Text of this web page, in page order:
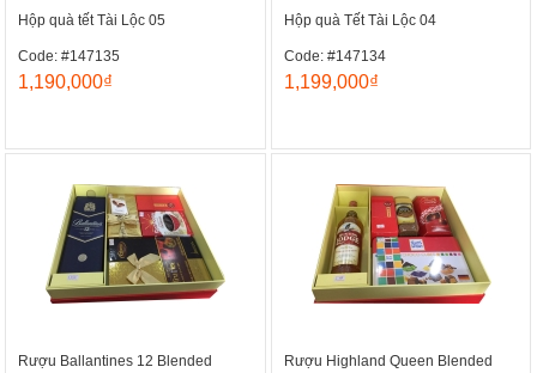
Hộp quà tết Tài Lộc 05
Code: #147135
1,190,000₫
Hộp quà Tết Tài Lộc 04
Code: #147134
1,199,000₫
Rượu Ballantines 12 Blended
Rượu Highland Queen Blended